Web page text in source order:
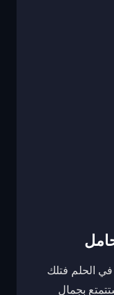
في الحلم فتلك
بجمال